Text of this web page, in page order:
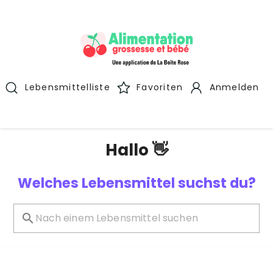
Lebensmittelliste Favoriten Anmelden
Hallo 👋
Welches Lebensmittel suchst du?